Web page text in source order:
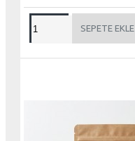
SEPETE EKLE